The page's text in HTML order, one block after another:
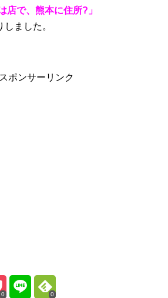
店で、熊本に住所?」
ました。
スポンサーリンク
0 0